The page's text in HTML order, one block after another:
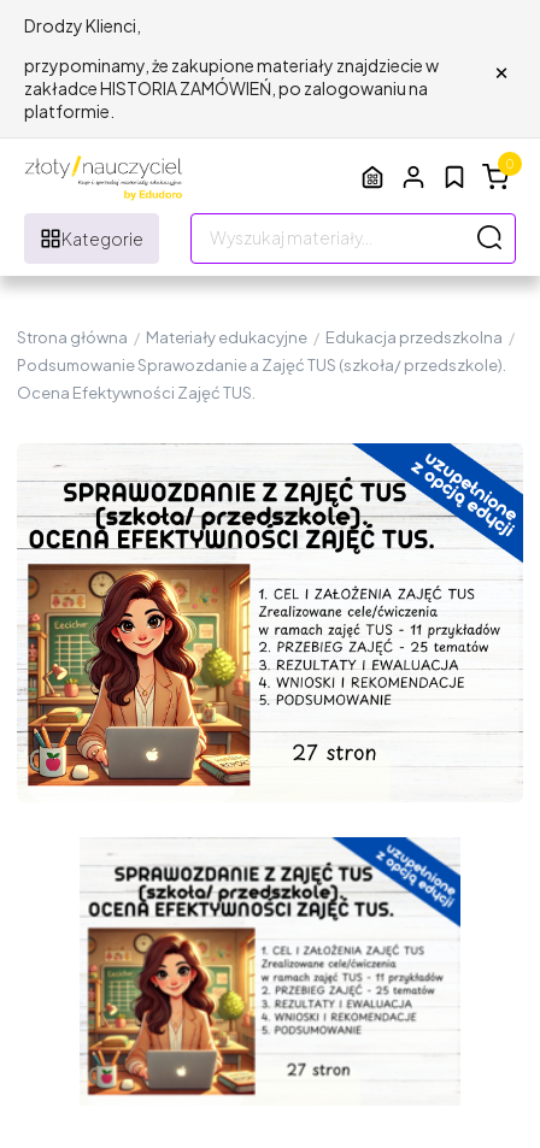
Drodzy Klienci,
przypominamy, że zakupione materiały znajdziecie w
zakładce HISTORIA ZAMÓWIEŃ, po zalogowaniu na
platformie.
×
Kategorie
0
Strona główna / Materiały edukacyjne / Edukacja przedszkolna /
Podsumowanie Sprawozdanie a Zajęć TUS (szkoła/ przedszkole).
Ocena Efektywności Zajęć TUS.